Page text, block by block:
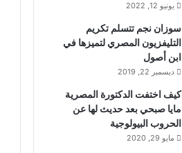
يونيو 12, 2022
سوزان نجم تتسلم تكريم
التليفزيون المصري لتميزها في
ابن أصول
ديسمبر 22, 2019
كيف اختفت الدكتورة المصرية
مايا صبحي بعد حديث لها عن
الحروب البيولوجية
مايو 29, 2020